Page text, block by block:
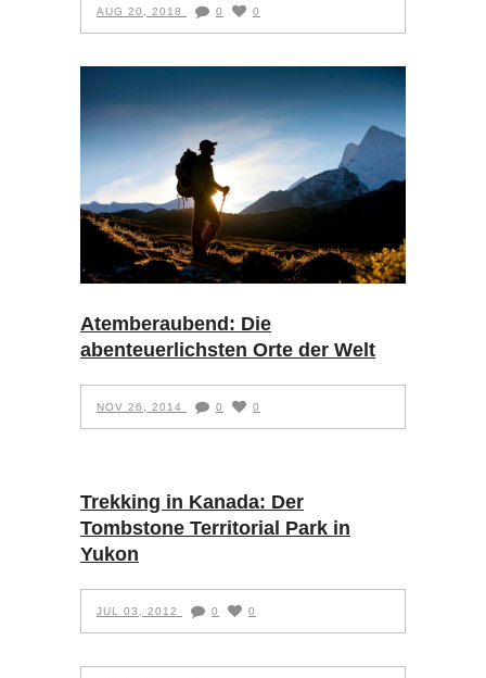
AUG 20, 2018 0 0
Atemberaubend: Die
abenteuerlichsten Orte der Welt
NOV 26, 2014 0 0
Trekking in Kanada: Der
Tombstone Territorial Park in
Yukon
JUL 03, 2012 0 0